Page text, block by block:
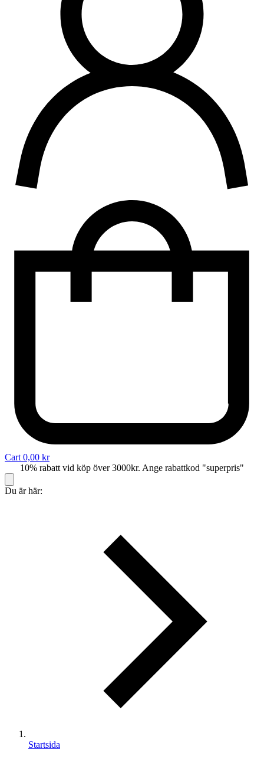
Cart 0,00 kr
10% rabatt vid köp över 3000kr. Ange rabattkod "superpris"
Du är här:
Startsida